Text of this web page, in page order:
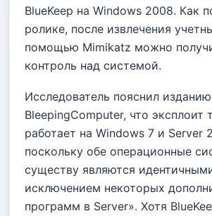
BlueKeep на Windows 2008. Как
ролике, после извлечения
помощью Mimikatz можно
контроль над системой.
Исследователь пояснил изданию
BleepingComputer, что эксплоит
работает на Windows 7 и Server
поскольку обе операционные
существу являются
исключением некоторых
программ в Server». Хотя